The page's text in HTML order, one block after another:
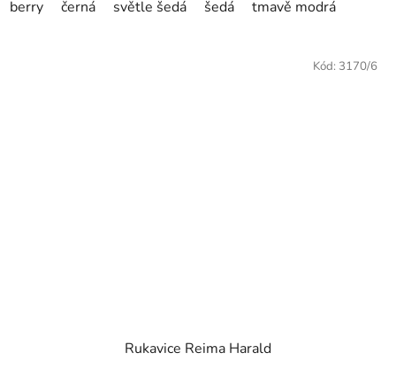
berry černá světle šedá šedá tmavě modrá
Rukavice Reima Harald
Kód: 3170/6